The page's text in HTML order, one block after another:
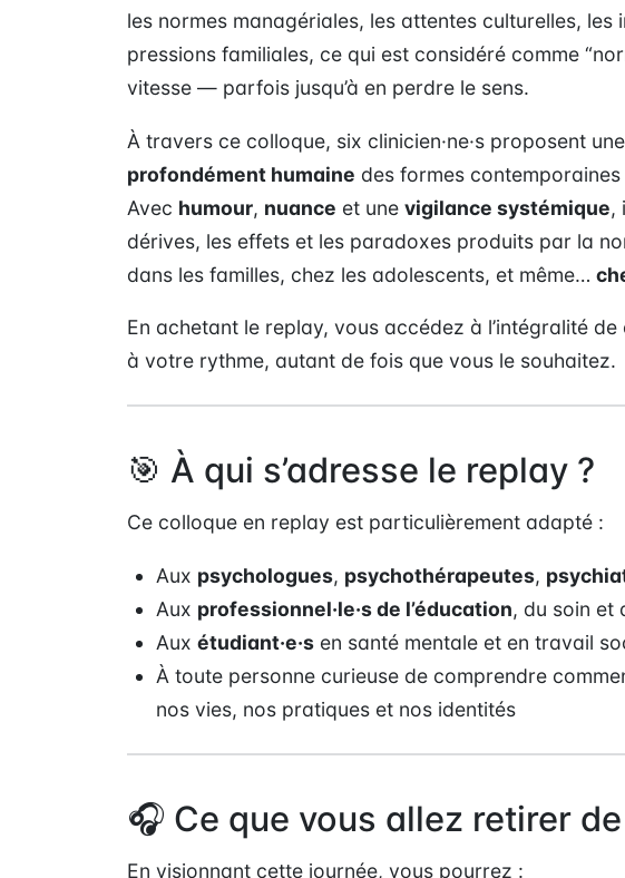
les normes managériales, les attentes culturelles, les
pressions familiales, ce qui est considéré comme
vitesse — parfois jusqu’à en perdre le sens.
À travers ce colloque, six clinicien·ne·s proposent
profondément humaine des formes
Avec humour, nuance et une vigilance systémique,
dérives, les effets et les paradoxes produits par la
dans les familles, chez les adolescents, et même…
En achetant le replay, vous accédez à l’intégralité
à votre rythme, autant de fois que vous le souhaitez.
🎯 À qui s’adresse le replay ?
Ce colloque en replay est particulièrement adapté :
Aux psychologues, psychothérapeutes,
Aux professionnel·le·s de l’éducation, du soin et
Auxétudiant·e·s en santé mentale et en travail
À toute personne curieuse de comprendre
nos vies, nos pratiques et nos identités
🎧 Ce que vous allez retirer
En visionnant cette journée, vous pourrez :